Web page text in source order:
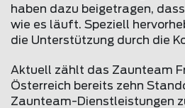
haben dazu beigetragen,
wie es läuft. Speziell
die Unterstützung durch die
Aktuell zählt das Zaunteam
Österreich bereits zehn
Zaunteam-Dienstleistungen